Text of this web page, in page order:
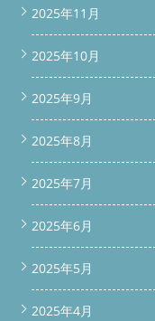
10px; } .vertical-link-
margin: 20px 0; line-
link-block .button {
center; margin: 0 auto;
background-color:
.service-button:hover {
@media (max-width:
#scroll-bar a,
6px; } }
if(window.scrollY >
2025年11月
2025年10月
2025年9月
2025年8月
2025年7月
2025年6月
2025年5月
2025年4月